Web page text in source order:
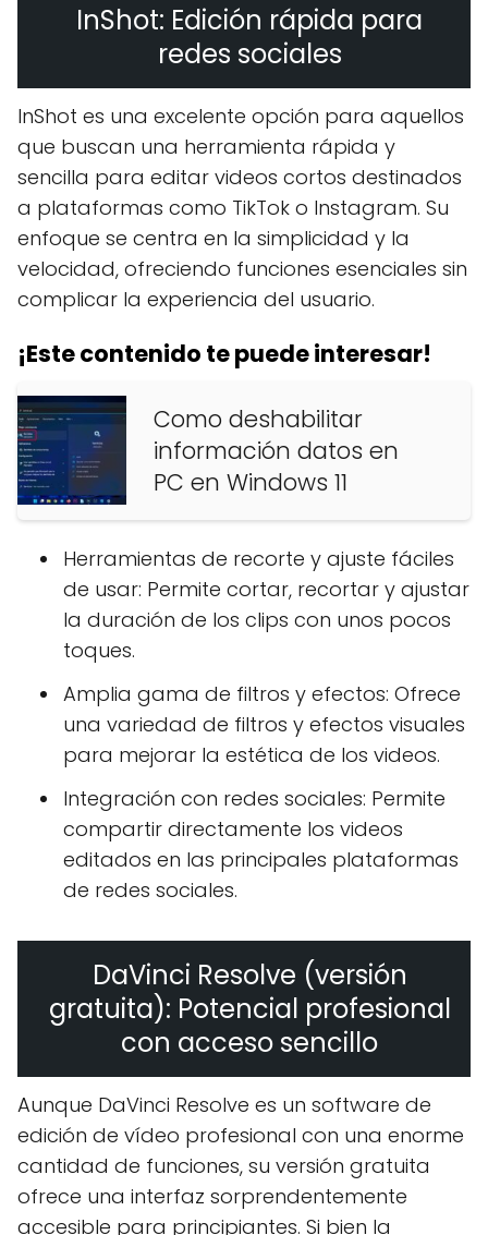
InShot: Edición rápida para
redes sociales
InShot es una excelente opción para aquellos
que buscan una herramienta rápida y
sencilla para editar videos cortos destinados
a plataformas como TikTok o Instagram. Su
enfoque se centra en la simplicidad y la
velocidad, ofreciendo funciones esenciales sin
complicar la experiencia del usuario.
¡Este contenido te puede interesar!
Como deshabilitar
información datos en
PC en Windows 11
Herramientas de recorte y ajuste fáciles
de usar: Permite cortar, recortar y ajustar
la duración de los clips con unos pocos
toques.
Amplia gama de filtros y efectos: Ofrece
una variedad de filtros y efectos visuales
para mejorar la estética de los videos.
Integración con redes sociales: Permite
compartir directamente los videos
editados en las principales plataformas
de redes sociales.
DaVinci Resolve (versión
gratuita): Potencial profesional
con acceso sencillo
Aunque DaVinci Resolve es un software de
edición de vídeo profesional con una enorme
cantidad de funciones, su versión gratuita
ofrece una interfaz sorprendentemente
accesible para principiantes. Si bien la